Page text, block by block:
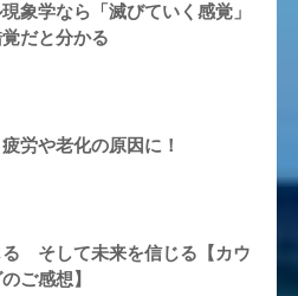
象学なら「滅びていく感覚」
だと分かる
労や老化の原因に！
る そして未来を信じる【カウ
ご感想】